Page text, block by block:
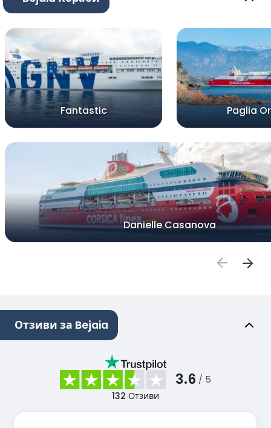
Fantastic Paglia
Danielle Casanova
Отзиви за Bejaia
3.6 / 5
132 Отзиви